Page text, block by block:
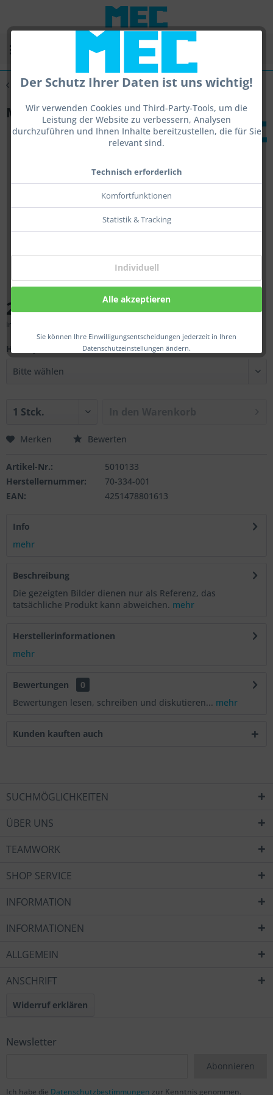
Der Schutz Ihrer Daten ist uns wichtig!
Wir verwenden Cookies und Third-Party-Tools, um die
Leistung der Website zu verbessern, Analysen
durchzuführen und Ihnen Inhalte bereitzustellen, die für Sie
relevant sind.
Technisch erforderlich
Komfortfunktionen
Statistik & Tracking
Individuell
Alle akzeptieren
Sie können Ihre Einwilligungsentscheidungen jederzeit in Ihren
Datenschutzeinstellungen ändern.
Übersicht Irisblenden und Filter
MEC glas Halter für Magnetfilter
24,00 € *
inkl. MwSt.
Haltesys.:
Merken Bewerten
Artikel-Nr.:
5010133
Herstellernummer:
70-334-001
EAN:
4251478801613
Info
mehr
Beschreibung
Die gezeigten Bilder dienen nur als Referenz, das
tatsächliche Produkt kann abweichen. mehr
Herstellerinformationen
mehr
Bewertungen
0
Bewertungen lesen, schreiben und diskutieren... mehr
Kunden kauften auch
SUCHMÖGLICHKEITEN
ÜBER UNS
TEAMWORK
SHOP SERVICE
INFORMATION
INFORMATIONEN
ALLGEMEIN
ANSCHRIFT
Widerruf erklären
Newsletter
Abonnieren
Ich habe die Datenschutzbestimmungen zur Kenntnis genommen.